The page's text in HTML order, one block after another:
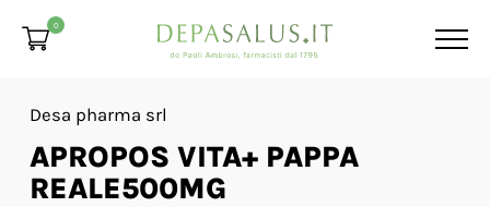
0
Desa pharma srl
APROPOS VITA+ PAPPA
REALE500MG